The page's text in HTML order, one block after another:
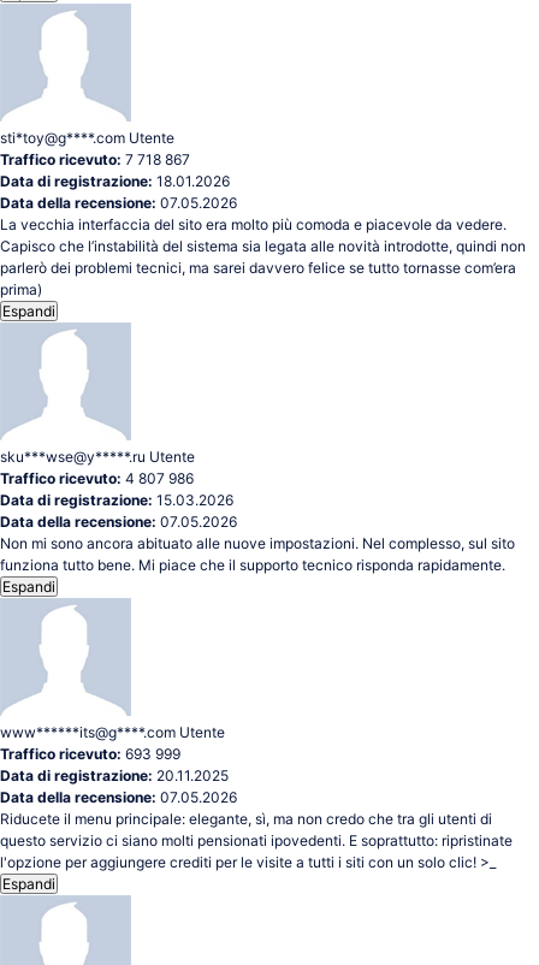
sti*toy@g****.com Utente
Traffico ricevuto: 7 718 867
Data di registrazione: 18.01.2026
Data della recensione: 07.05.2026
La vecchia interfaccia del sito era molto più comoda e piacevole da vedere.
Capisco che l’instabilità del sistema sia legata alle novità introdotte, quindi non
parlerò dei problemi tecnici, ma sarei davvero felice se tutto tornasse com’era
prima)
Espandi
sku***wse@y*****.ru Utente
Traffico ricevuto: 4 807 986
Data di registrazione: 15.03.2026
Data della recensione: 07.05.2026
Non mi sono ancora abituato alle nuove impostazioni. Nel complesso, sul sito
funziona tutto bene. Mi piace che il supporto tecnico risponda rapidamente.
Espandi
www******its@g****.com Utente
Traffico ricevuto: 693 999
Data di registrazione: 20.11.2025
Data della recensione: 07.05.2026
Riducete il menu principale: elegante, sì, ma non credo che tra gli utenti di
questo servizio ci siano molti pensionati ipovedenti. E soprattutto: ripristinate
l'opzione per aggiungere crediti per le visite a tutti i siti con un solo clic! >_
Espandi